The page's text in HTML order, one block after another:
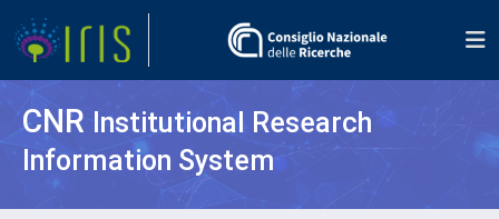
CNR Institutional Research
Information System